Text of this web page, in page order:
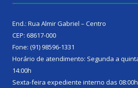
End.: Rua Almir Gabriel – Centro
CEP: 68617-000
Fone: (91) 98596-1331
Horário de atendimento: Segunda a
14:00h
Sexta-feira expediente interno das